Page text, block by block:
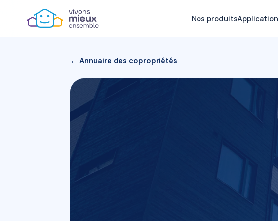
Nos produitsApplication
← Annuaire des copropriétés